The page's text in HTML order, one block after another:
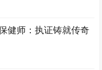
健师：执证铸就传奇